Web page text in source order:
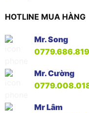
HOTLINE MUA HÀNG
Mr. Song
0779.686.819
Mr. Cường
Mr Lâm